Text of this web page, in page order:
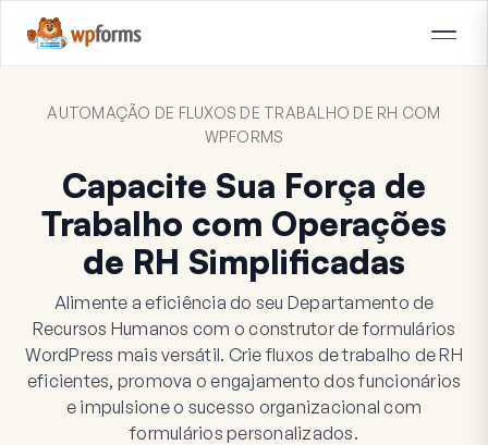
AUTOMAÇÃO DE FLUXOS DE TRABALHO DE RH COM
WPFORMS
Capacite Sua Força de
Trabalho com Operações
de RH Simplificadas
Alimente a eficiência do seu Departamento de
Recursos Humanos com o construtor de formulários
WordPress mais versátil. Crie fluxos de trabalho de RH
eficientes, promova o engajamento dos funcionários
e impulsione o sucesso organizacional com
formulários personalizados.